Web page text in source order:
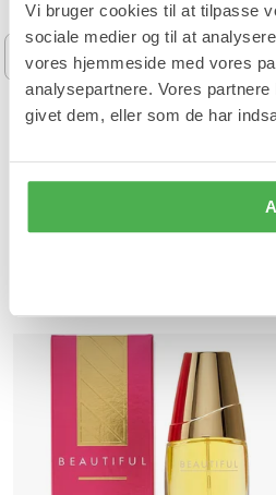
Vi bruger cookies til at tilpasse
sociale medier og til at
vores hjemmeside med vores
analysepartnere. Vores
givet dem, eller som de har
XL 2XL 3XL
Reducer hævelser, ubehag, ømhed,
‹